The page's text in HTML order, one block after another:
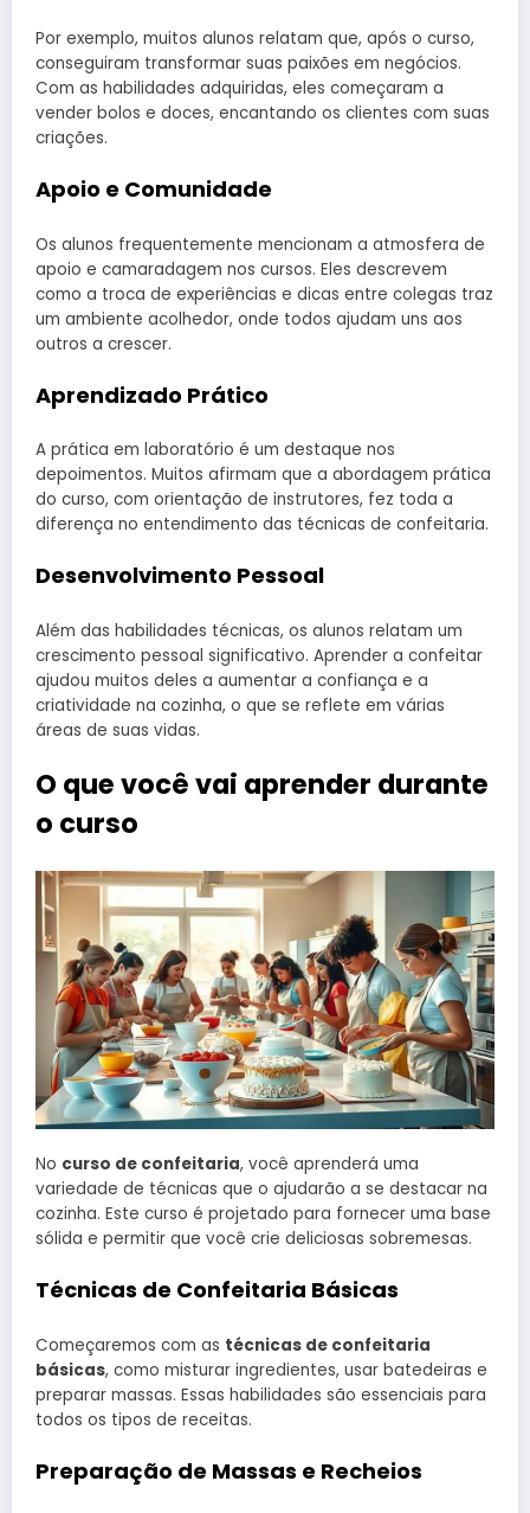
Por exemplo, muitos alunos relatam que, após o curso,
conseguiram transformar suas paixões em negócios.
Com as habilidades adquiridas, eles começaram a
vender bolos e doces, encantando os clientes com suas
criações.
Apoio e Comunidade
Os alunos frequentemente mencionam a atmosfera de
apoio e camaradagem nos cursos. Eles descrevem
como a troca de experiências e dicas entre colegas traz
um ambiente acolhedor, onde todos ajudam uns aos
outros a crescer.
Aprendizado Prático
A prática em laboratório é um destaque nos
depoimentos. Muitos afirmam que a abordagem prática
do curso, com orientação de instrutores, fez toda a
diferença no entendimento das técnicas de confeitaria.
Desenvolvimento Pessoal
Além das habilidades técnicas, os alunos relatam um
crescimento pessoal significativo. Aprender a confeitar
ajudou muitos deles a aumentar a confiança e a
criatividade na cozinha, o que se reflete em várias
áreas de suas vidas.
O que você vai aprender durante
o curso
No curso de confeitaria, você aprenderá uma
variedade de técnicas que o ajudarão a se destacar na
cozinha. Este curso é projetado para fornecer uma base
sólida e permitir que você crie deliciosas sobremesas.
Técnicas de Confeitaria Básicas
Começaremos com as técnicas de confeitaria
básicas, como misturar ingredientes, usar batedeiras e
preparar massas. Essas habilidades são essenciais para
todos os tipos de receitas.
Preparação de Massas e Recheios